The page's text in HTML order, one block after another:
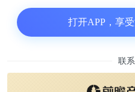
2)按消费类型分，2020年
长0.4%，11月份为下降
打开APP，享
联